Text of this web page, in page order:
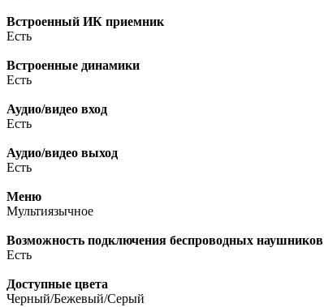
Встроенный ИК приемник
Есть
Встроенные динамики
Есть
Аудио/видео вход
Есть
Аудио/видео выход
Есть
Меню
Мультиязычное
Возможность подключения беспроводных наушников
Есть
Доступные цвета
Черный/Бежевый/Серый